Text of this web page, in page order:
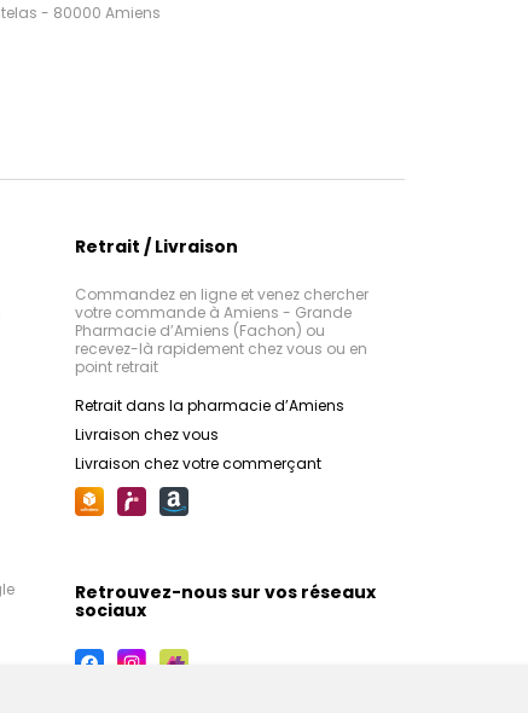
- 80000 Amiens
Retrait / Livraison
Commandez en ligne et venez chercher
votre commande à Amiens - Grande
Pharmacie d’Amiens (Fachon) ou
recevez-là rapidement chez vous ou en
point retrait
Retrait dans la pharmacie d’Amiens
Livraison chez vous
Livraison chez votre commerçant
Retrouvez-nous sur vos réseaux
sociaux